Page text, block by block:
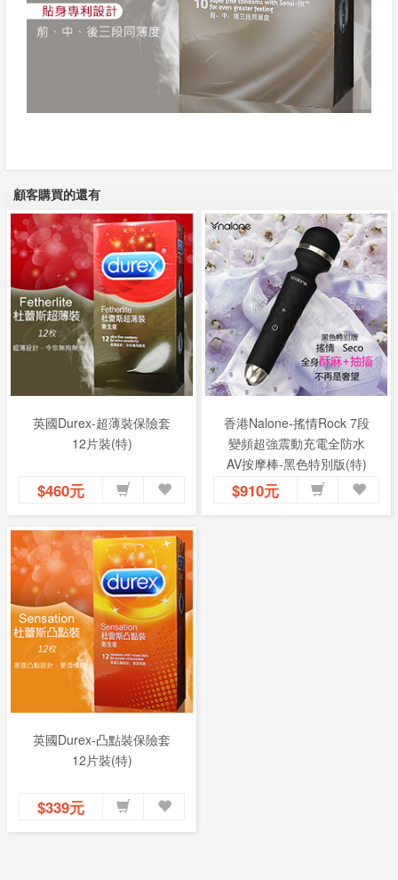
顧客購買的還有
英國Durex-超薄裝保險套
12片裝(特)
$460元
香港Nalone-搖情Rock 7段
變頻超強震動充電全防水
AV按摩棒-黑色特別版(特)
$910元
英國Durex-凸點裝保險套
12片裝(特)
$339元